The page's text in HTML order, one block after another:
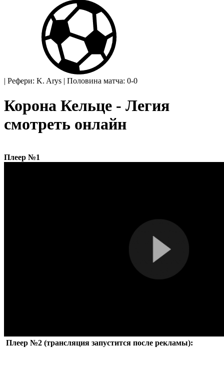
| Рефери: K. Arys | Половина матча: 0-0
Корона Кельце - Легия
смотреть онлайн
Плеер №1
Плеер №2 (трансляция запустится после рекламы):